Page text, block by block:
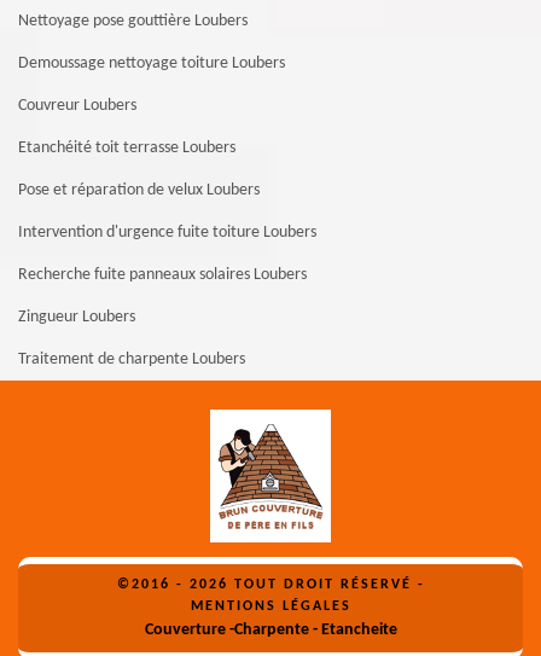
Nettoyage pose gouttière Loubers
Demoussage nettoyage toiture Loubers
Couvreur Loubers
Etanchéité toit terrasse Loubers
Pose et réparation de velux Loubers
Intervention d'urgence fuite toiture Loubers
Recherche fuite panneaux solaires Loubers
Zingueur Loubers
Traitement de charpente Loubers
©2016 - 2026 TOUT DROIT RÉSERVÉ -
MENTIONS LÉGALES
Couverture -Charpente - Etancheite